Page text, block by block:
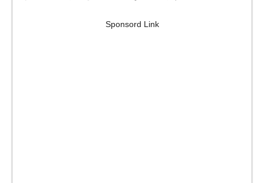
Sponsord Link